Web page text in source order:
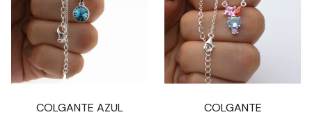
COLGANTE AZUL COLGANTE